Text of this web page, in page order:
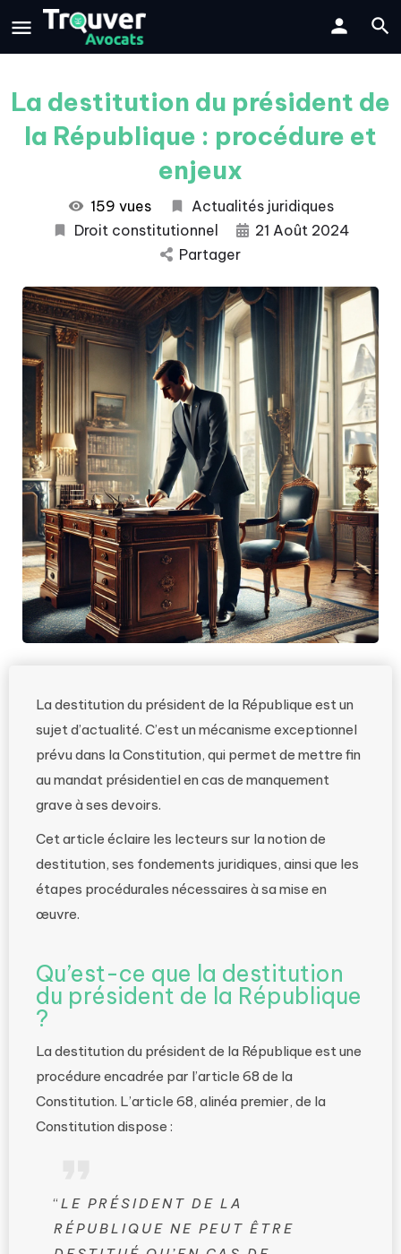
La destitution du président de
la République : procédure et
enjeux
159 vues
Actualités juridiques
Droit constitutionnel
21 Août 2024
Partager
La destitution du président de la République est un
sujet d’actualité. C’est un mécanisme exceptionnel
prévu dans la Constitution, qui permet de mettre fin
au mandat présidentiel en cas de manquement
grave à ses devoirs.
Cet article éclaire les lecteurs sur la notion de
destitution, ses fondements juridiques, ainsi que les
étapes procédurales nécessaires à sa mise en
œuvre.
Qu’est-ce que la destitution
du président de la République
?
La destitution du président de la République est une
procédure encadrée par l’article 68 de la
Constitution. L’article 68, alinéa premier, de la
Constitution dispose :
“ LE PRÉSIDENT DE LA
RÉPUBLIQUE NE PEUT ÊTRE